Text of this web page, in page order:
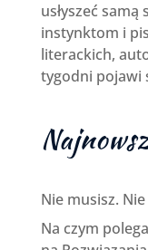
usłyszeć
instynktom i
literackich,
tygodni pojawi
Nie musisz.
Na czym